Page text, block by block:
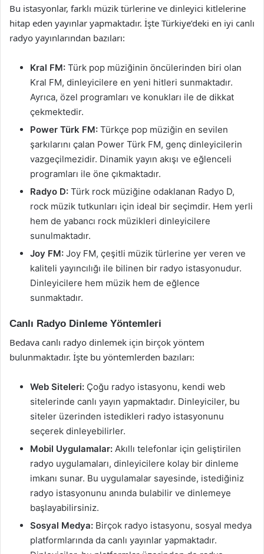
Bu istasyonlar, farklı müzik türlerine ve dinleyici kitlelerine
hitap eden yayınlar yapmaktadır. İşte Türkiye’deki en iyi canlı
radyo yayınlarından bazıları:
Kral FM: Türk pop müziğinin öncülerinden biri olan
Kral FM, dinleyicilere en yeni hitleri sunmaktadır.
Ayrıca, özel programları ve konukları ile de dikkat
çekmektedir.
Power Türk FM: Türkçe pop müziğin en sevilen
şarkılarını çalan Power Türk FM, genç dinleyicilerin
vazgeçilmezidir. Dinamik yayın akışı ve eğlenceli
programları ile öne çıkmaktadır.
Radyo D: Türk rock müziğine odaklanan Radyo D,
rock müzik tutkunları için ideal bir seçimdir. Hem yerli
hem de yabancı rock müzikleri dinleyicilere
sunulmaktadır.
Joy FM: Joy FM, çeşitli müzik türlerine yer veren ve
kaliteli yayıncılığı ile bilinen bir radyo istasyonudur.
Dinleyicilere hem müzik hem de eğlence
sunmaktadır.
Canlı Radyo Dinleme Yöntemleri
Bedava canlı radyo dinlemek için birçok yöntem
bulunmaktadır. İşte bu yöntemlerden bazıları:
Web Siteleri: Çoğu radyo istasyonu, kendi web
sitelerinde canlı yayın yapmaktadır. Dinleyiciler, bu
siteler üzerinden istedikleri radyo istasyonunu
seçerek dinleyebilirler.
Mobil Uygulamalar: Akıllı telefonlar için geliştirilen
radyo uygulamaları, dinleyicilere kolay bir dinleme
imkanı sunar. Bu uygulamalar sayesinde, istediğiniz
radyo istasyonunu anında bulabilir ve dinlemeye
başlayabilirsiniz.
Sosyal Medya: Birçok radyo istasyonu, sosyal medya
platformlarında da canlı yayınlar yapmaktadır.